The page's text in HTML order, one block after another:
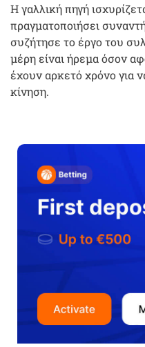
Η γαλλική πηγή
πραγματοποιήσει
συζήτησε το έργο του
μέρη είναι ήρεμα όσον
έχουν αρκετό χρόνο για
κίνηση.